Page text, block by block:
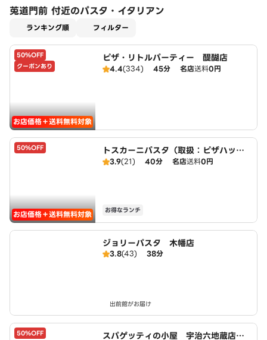
莵道門前 付近のパスタ・イタリアン
ランキング順 フィルター
50%OFF
クーポンあり
お店価格＋送料無料対象
ピザ・リトルパーティー 醍醐店
4.4(334) 45分 名店送料0円
50%OFF
お店価格＋送料無料対象
トスカーニパスタ（取扱：ピザハット
宇治小倉店）
3.9(21) 40分 名店送料0円
お得なランチ
ジョリーパスタ 木幡店
3.8(43) 38分
出前館がお届け
50%OFF スパゲッティの小屋 宇治六地蔵店 p